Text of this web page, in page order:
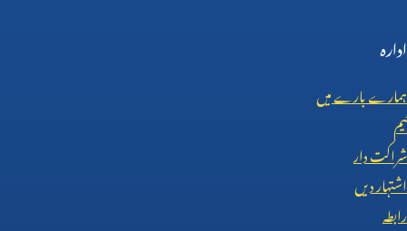
ادارہ
ہمارے بارے میں
ٹیم
شراکت دار
اشتہار دیں
رابطہ